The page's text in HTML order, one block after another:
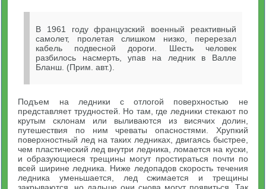
В 1961 году французский военный реактивный
самолет, пролетая слишком низко, перерезал
кабель подвесной дороги. Шесть человек
разбилось насмерть, упав на ледник в Валле
Бланш. (Прим. авт.).
Подъем на ледники с отлогой поверхностью не
представляет трудностей. Но там, где ледники стекают по
крутым склонам или выливаются из висячих долин,
путешествия по ним чреваты опасностями. Хрупкий
поверхностный лед на таких ледниках, двигаясь быстрее,
чем пластический лед внутри ледника, ломается на куски,
и образующиеся трещины могут простираться почти по
всей ширине ледника. Ниже ледопадов скорость течения
ледника уменьшается, лед сжимается и трещины